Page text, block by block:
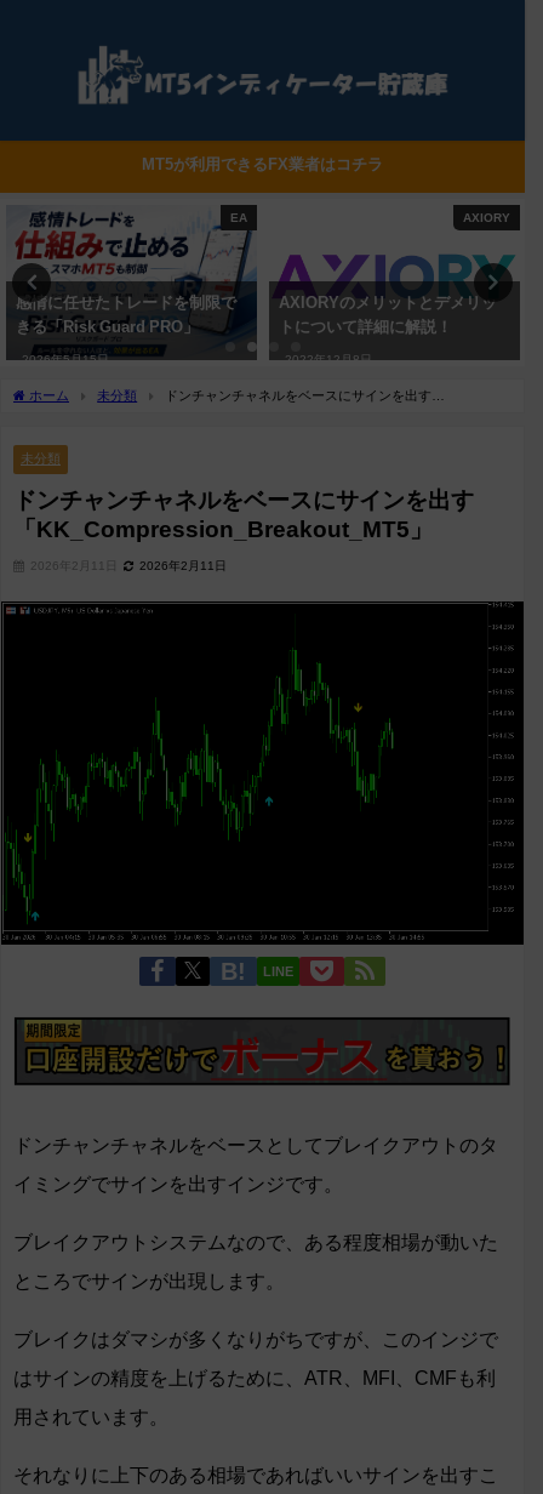
MT5が利用できるFX業者はコチラ
AXIORY
AXIORYのメリットとデメリッ
トについて詳細に解説！
2022年12月8日
XM
XMのメリット・デメリットにつ
いて詳細に解説！
2022年11月17日
ホーム 未分類
ドンチャンチャネルをベースにサインを出す
未分類
ドンチャンチャネルをベースにサインを出す
「KK_Compression_Breakout_MT5」
2026年2月11日 2026年2月11日
LINE
ドンチャンチャネルをベースとしてブレイクアウトのタ
イミングでサインを出すインジです。
ブレイクアウトシステムなので、ある程度相場が動いた
ところでサインが出現します。
ブレイクはダマシが多くなりがちですが、このインジで
はサインの精度を上げるために、ATR、MFI、CMFも利
用されています。
それなりに上下のある相場であればいいサインを出すこ